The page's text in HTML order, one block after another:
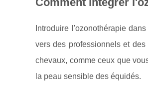
Introduire l'ozonothérapie
vers des professionnels et
chevaux, comme ceux que
la peau sensible des équidés.